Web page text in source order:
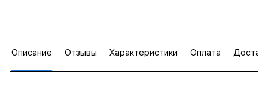
Описание Отзывы Характеристики Оплата